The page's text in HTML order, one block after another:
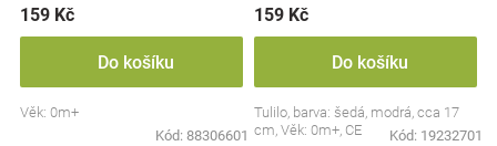
159 Kč
Do košíku
Věk: 0m+
Kód: 88306601
159 Kč
Do košíku
Tulilo, barva: šedá, modrá, cca 17
cm, Věk: 0m+, CE
Kód: 19232701